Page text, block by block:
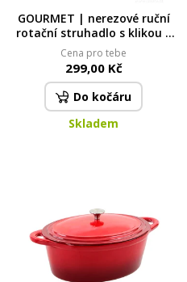
GOURMET | nerezové ruční
rotační struhadlo s klikou |
multifunkční
Cena pro tebe
299,00 Kč
Do kočáru
Skladem